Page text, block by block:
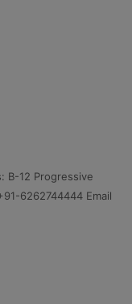
B-12 Progressive
6262744444 Email